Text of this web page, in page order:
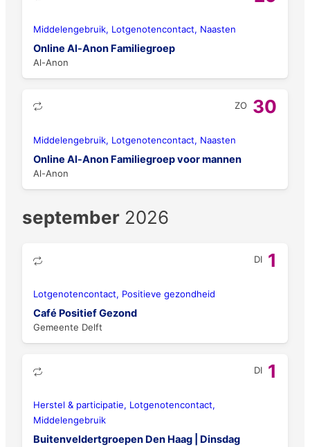
Middelengebruik, Lotgenotencontact, Naasten
Online Al-Anon Familiegroep
Al-Anon
ZO 30
Middelengebruik, Lotgenotencontact, Naasten
Online Al-Anon Familiegroep voor mannen
Al-Anon
september 2026
DI 1
Lotgenotencontact, Positieve gezondheid
Café Positief Gezond
Gemeente Delft
DI 1
Herstel & participatie, Lotgenotencontact,
Middelengebruik
Buitenveldertgroepen Den Haag | Dinsdag